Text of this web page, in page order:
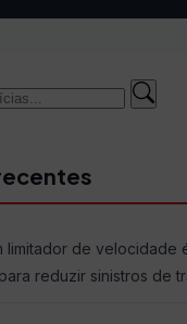
Buscar
limitador de velocidade
reduzir sinistros de